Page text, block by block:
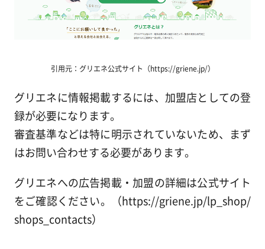
引用元：グリエネ公式サイト（https://griene.jp/）
グリエネに情報掲載するには、加盟店としての登
録が必要になります。
審査基準などは特に明示されていないため、まず
はお問い合わせする必要があります。
グリエネへの広告掲載・加盟の詳細は公式サイト
をご確認ください。（https://griene.jp/lp_shop/
shops_contacts）